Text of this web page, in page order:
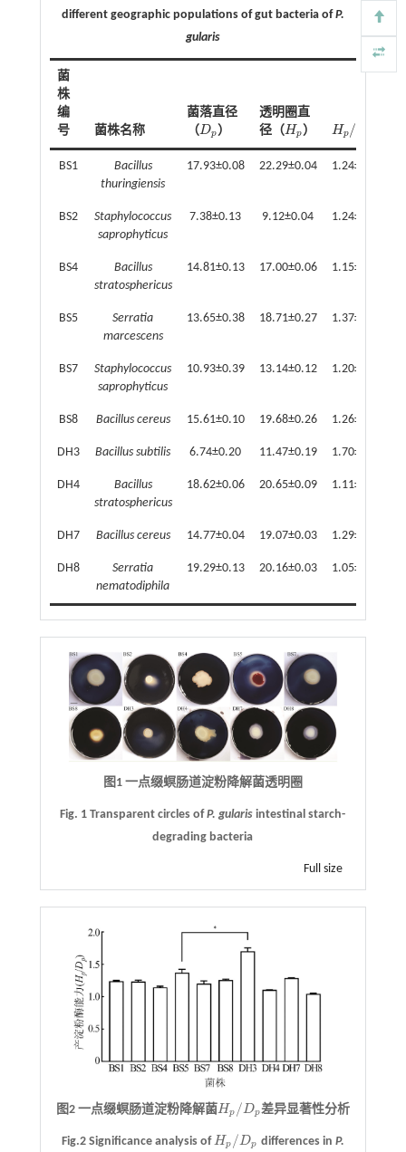
different geographic populations of gut bacteria ofP.
gularis
菌
株
编
号
菌株名称
菌落直径
（Dp
Dp ）
透明圈直
径（Hp
Hp ） Hp /
Hp/D
BS1
Bacillus
thuringiensis
17.93±0.08 22.29±0.04 1.24±0.01
BS2
Staphylococcus
saprophyticus
7.38±0.13 9.12±0.04 1.24±0.02
BS4
Bacillus
stratosphericus
14.81±0.13 17.00±0.06 1.15±0.01
BS5
Serratia
marcescens
13.65±0.38 18.71±0.27 1.37±0.04
BS7
Staphylococcus
saprophyticus
10.93±0.39 13.14±0.12 1.20±0.03
BS8 Bacillus cereus 15.61±0.10 19.68±0.26 1.26±0.01
DH3 Bacillus subtilis 6.74±0.20 11.47±0.19 1.70±0.04
DH4
Bacillus
stratosphericus
18.62±0.06 20.65±0.09 1.11±0.00
DH7 Bacillus cereus 14.77±0.04 19.07±0.03 1.29±0.00
DH8
Serratia
nematodiphila
19.29±0.13 20.16±0.03 1.05±0.01
图1 一点缀螟肠道淀粉降解菌透明圈
Fig. 1 Transparent circles ofP. gularis intestinal starch-
degrading bacteria
Full size
图2 一点缀螟肠道淀粉降解菌Hp /Dp
Hp/Dp 差异显著性分析
Fig.2 Significance analysis ofHp /Dp
Hp/Dp differences in P.